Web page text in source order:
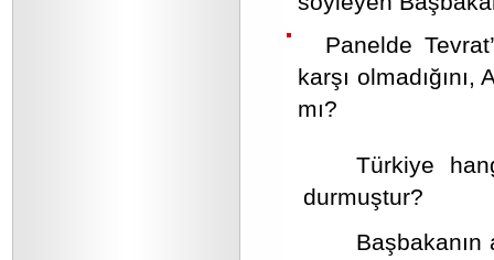
Panelde
karşı
mı?
Türkiye
durmuştur?
Başbakanın